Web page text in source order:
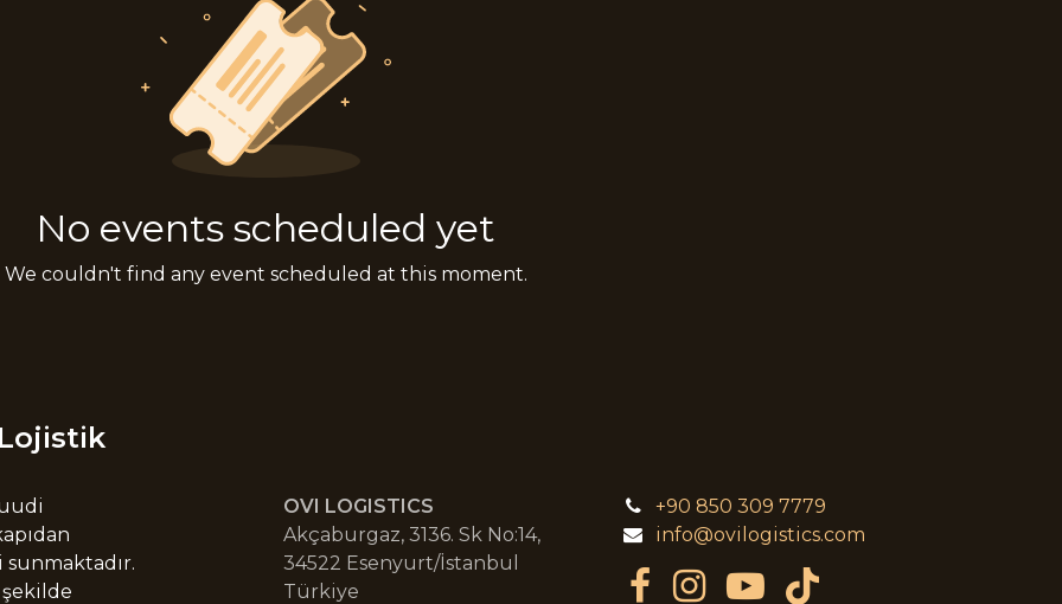
No events scheduled yet
We couldn't find any event scheduled at this moment.
Lojistik
sunmaktadır.
şekilde
OVI LOGISTICS
Akçaburgaz, 3136. Sk No:14,
34522 Esenyurt/İstanbul
Türkiye
+90 850 309 7779
info@ovilogistics.com